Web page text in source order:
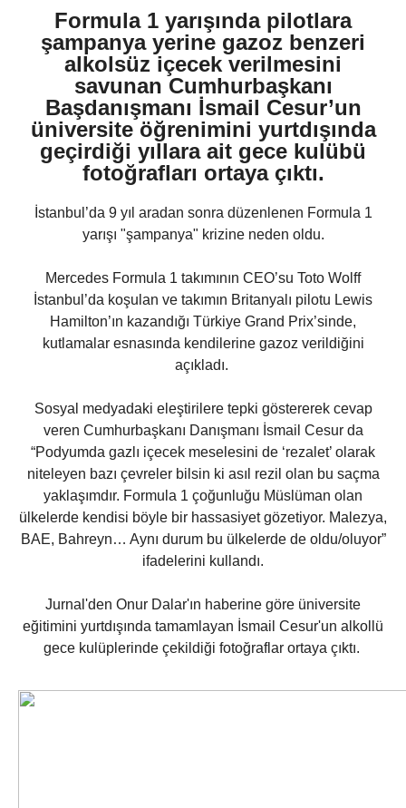
Formula 1 yarışında pilotlara
şampanya yerine gazoz benzeri
alkolsüz içecek verilmesini
savunan Cumhurbaşkanı
Başdanışmanı İsmail Cesur’un
üniversite öğrenimini yurtdışında
geçirdiği yıllara ait gece kulübü
fotoğrafları ortaya çıktı.
İstanbul’da 9 yıl aradan sonra düzenlenen Formula 1
yarışı "şampanya" krizine neden oldu.
Mercedes Formula 1 takımının CEO’su Toto Wolff
İstanbul’da koşulan ve takımın Britanyalı pilotu Lewis
Hamilton’ın kazandığı Türkiye Grand Prix’sinde,
kutlamalar esnasında kendilerine gazoz verildiğini
açıkladı.
Sosyal medyadaki eleştirilere tepki göstererek cevap
veren Cumhurbaşkanı Danışmanı İsmail Cesur da
“Podyumda gazlı içecek meselesini de ‘rezalet’ olarak
niteleyen bazı çevreler bilsin ki asıl rezil olan bu saçma
yaklaşımdır. Formula 1 çoğunluğu Müslüman olan
ülkelerde kendisi böyle bir hassasiyet gözetiyor. Malezya,
BAE, Bahreyn… Aynı durum bu ülkelerde de oldu/oluyor”
ifadelerini kullandı.
Jurnal'den Onur Dalar'ın haberine göre üniversite
eğitimini yurtdışında tamamlayan İsmail Cesur'un alkollü
gece kulüplerinde çekildiği fotoğraflar ortaya çıktı.